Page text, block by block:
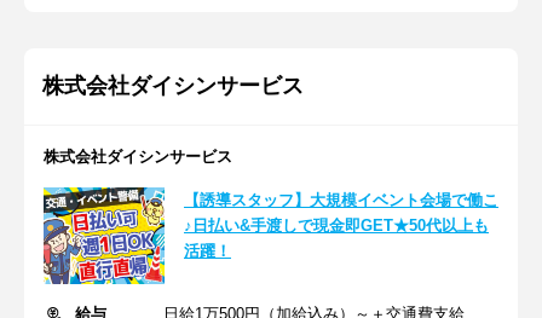
株式会社ダイシンサービス
株式会社ダイシンサービス
【誘導スタッフ】大規模イベント会場で働こ
♪日払い&手渡しで現金即GET★50代以上も
活躍！
給与
日給1万500円（加給込み）～＋交通費支給